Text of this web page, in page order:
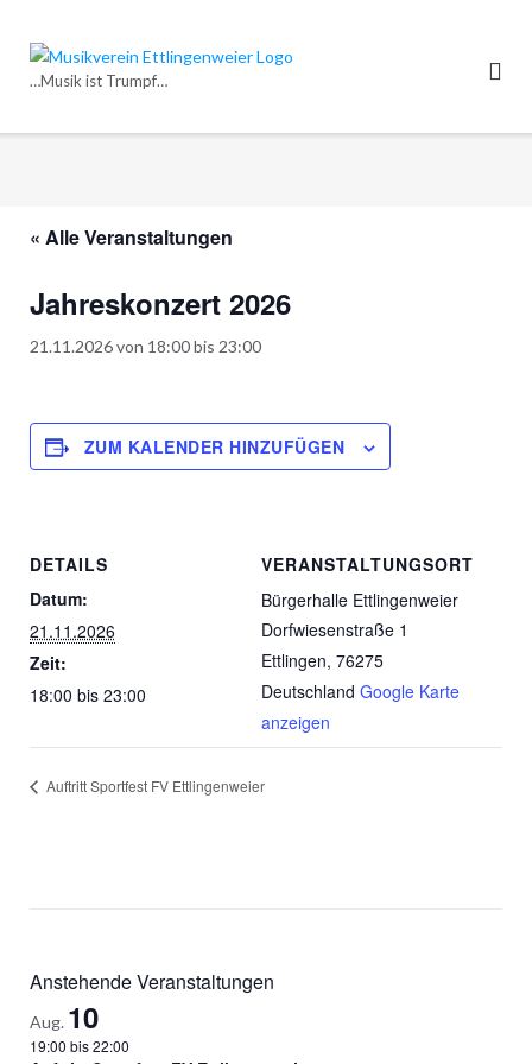
…Musik ist Trumpf…
« Alle Veranstaltungen
Jahreskonzert 2026
21.11.2026 von 18:00bis 23:00
ZUM KALENDER HINZUFÜGEN
DETAILS
Datum:
21.11.2026
Zeit:
18:00 bis 23:00
VERANSTALTUNGSORT
Bürgerhalle Ettlingenweier
Dorfwiesenstraße 1
Ettlingen, 76275
Deutschland Google Karte
anzeigen
Auftritt Sportfest FV Ettlingenweier
Anstehende Veranstaltungen
Aug. 10
19:00 bis22:00